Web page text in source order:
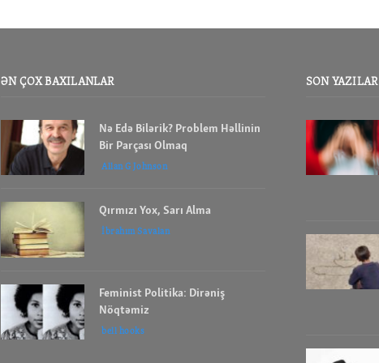
ƏN ÇOX BAXILANLAR
Nə Edə Bilərik? Problem Həllinin
Bir Parçası Olmaq
Allan G Johnson
Qırmızı Yox, Sarı Alma
İbrahım Savalan
Feminist Politika: Dirəniş
Nöqtəmiz
bell hooks
SON YAZILAR